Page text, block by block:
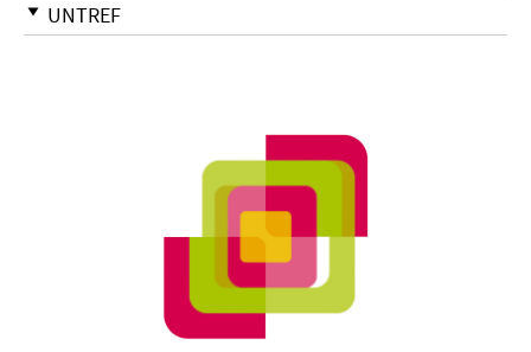
UNTREF